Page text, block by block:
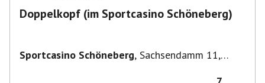
Doppelkopf (im Sportcasino Schöneberg)
Sportcasino Schöneberg, Sachsendamm 11,